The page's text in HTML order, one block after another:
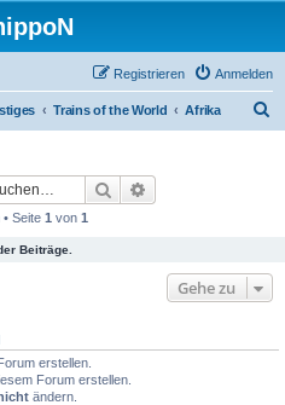
Anmelden
Registrieren
Trains of the World Afrika
Suche
Seite 1 von 1
Beiträge.
Gehe zu
erstellen.
Forum erstellen.
ändern.